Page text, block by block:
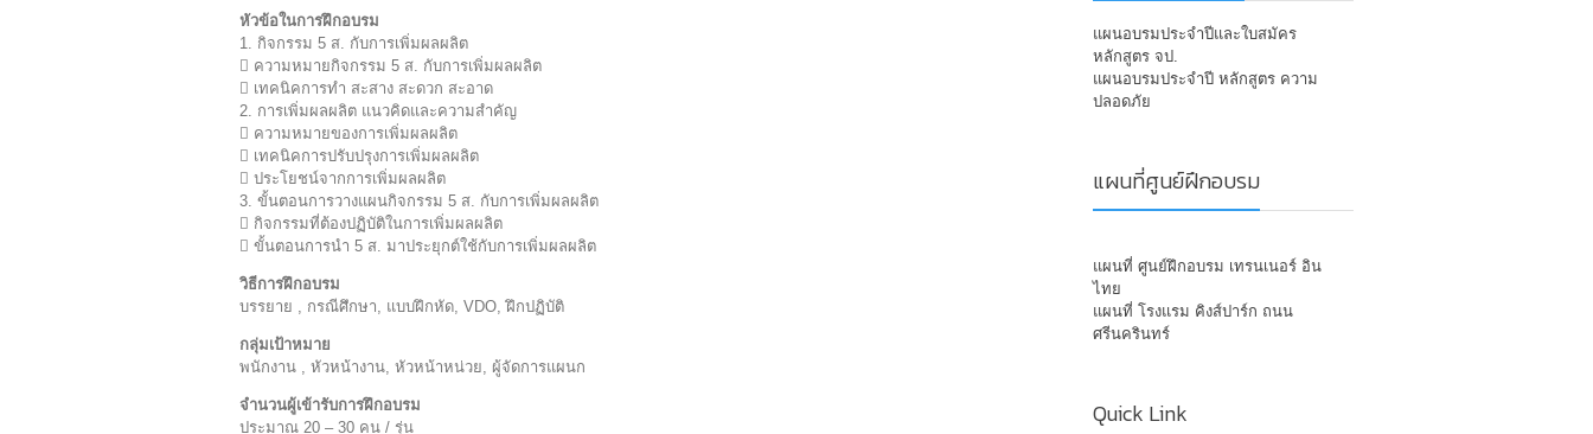
หัวข้อในการฝึกอบรม
1. กิจกรรม 5 ส. กับการเพิ่มผลผลิต
 ความหมายกิจกรรม 5 ส. กับการเพิ่มผลผลิต
 เทคนิคการทำ สะสาง สะดวก สะอาด
2. การเพิ่มผลผลิต แนวคิดและความสำคัญ
 ความหมายของการเพิ่มผลผลิต
 เทคนิคการปรับปรุงการเพิ่มผลผลิต
 ประโยชน์จากการเพิ่มผลผลิต
3. ขั้นตอนการวางแผนกิจกรรม 5 ส. กับการเพิ่มผลผลิต
 กิจกรรมที่ต้องปฏิบัติในการเพิ่มผลผลิต
 ขั้นตอนการนำ 5 ส. มาประยุกต์ใช้กับการเพิ่มผลผลิต
วิธีการฝึกอบรม
บรรยาย , กรณีศึกษา, แบบฝึกหัด, VDO, ฝึกปฏิบัติ
กลุ่มเป้าหมาย
พนักงาน , หัวหน้างาน, หัวหน้าหน่วย, ผู้จัดการแผนก
จำนวนผู้เข้ารับการฝึกอบรม
ประมาณ 20 – 30 คน / รุ่น
แผนอบรมประจำปีและใบสมัคร
หลักสูตร จป.
แผนอบรมประจำปี หลักสูตร ความ
ปลอดภัย
แผนที่ศูนย์ฝึกอบรม
แผนที่ ศูนย์ฝึกอบรม เทรนเนอร์ อิน
ไทย
แผนที่ โรงแรม คิงส์ปาร์ก ถนน
ศรีนครินทร์
Quick Link